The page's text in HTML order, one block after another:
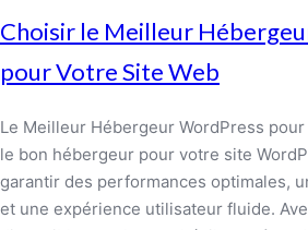
Choisir le Meilleur
pour Votre Site Web
Le Meilleur Hébergeur WordPress
le bon hébergeur pour votre site
garantir des performances optimales,
et une expérience utilisateur fluide.